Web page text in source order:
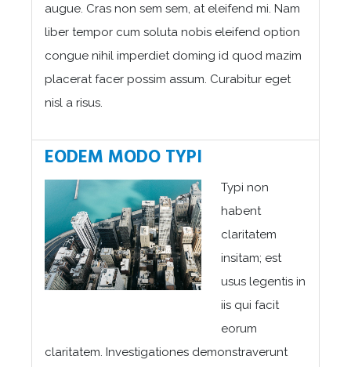
augue. Cras non sem sem, at eleifend mi. Nam
liber tempor cum soluta nobis eleifend option
congue nihil imperdiet doming id quod mazim
placerat facer possim assum. Curabitur eget
nisl a risus.
EODEM MODO TYPI
Typi non
habent
claritatem
insitam; est
usus legentis in
iis qui facit
eorum
claritatem. Investigationes demonstraverunt